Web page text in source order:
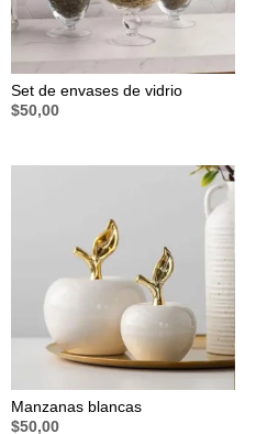
Set de envases de vidrio
$50,00
Manzanas blancas
$50,00